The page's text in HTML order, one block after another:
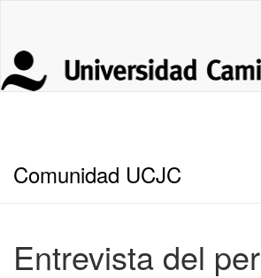
Comunidad UCJC
Entrevista del